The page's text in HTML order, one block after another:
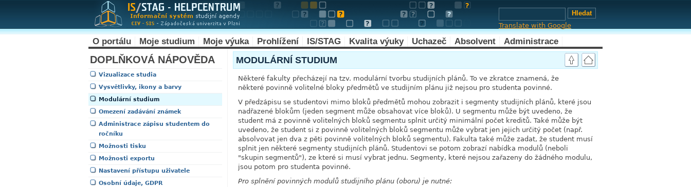
Translate with Google
O portálu Moje studium Moje výuka Prohlížení IS/STAG Kvalita výuky Uchazeč Absolvent Administrace
DOPLŇKOVÁ NÁPOVĚDA
Vizualizace studia
Vysvětlivky, ikony a barvy
Modulární studium
Omezení zadávání známek
Administrace zápisu studentem do
ročníku
Možnosti tisku
Možnosti exportu
Nastavení přístupu uživatele
Osobní údaje, GDPR
MODULÁRNÍ STUDIUM
Některé fakulty přecházejí na tzv. modulární tvorbu studijních plánů. To ve zkratce znamená, že
některé povinně volitelné bloky předmětů ve studijním plánu již nejsou pro studenta povinné.
V předzápisu se studentovi mimo bloků předmětů mohou zobrazit i segmenty studijních plánů, které jsou
nadřazené blokům (jeden segment může obsahovat více bloků). U segmentu může být uvedeno, že
student má z povinně volitelných bloků segmentu splnit určitý minimální počet kreditů. Také může být
uvedeno, že student si z povinně volitelných bloků segmentu může vybrat jen jejich určitý počet (např.
absolvovat jen dva z pěti povinně volitelných bloků segmentu). Fakulta také může zadat, že student musí
splnit jen některé segmenty studijních plánů. Studentovi se potom zobrazí nabídka modulů (neboli
"skupin segmentů"), ze které si musí vybrat jednu. Segmenty, které nejsou zařazeny do žádného modulu,
jsou potom pro studenta povinné.
Pro splnění povinných modulů studijního plánu (oboru) je nutné: